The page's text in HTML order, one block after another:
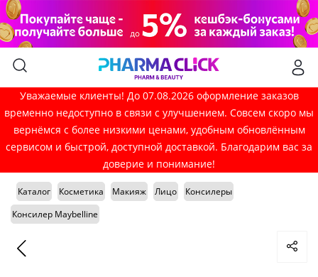
Уважаемые клиенты! До 07.08.2026 оформление заказов
временно недоступно в связи с улучшением. Совсем скоро мы
вернёмся с более низкими ценами, удобным обновлённым
сервисом и быстрой, доступной доставкой. Благодарим вас за
доверие и понимание!
Каталог Косметика Макияж Лицо
Консилеры
Консилер Maybelline